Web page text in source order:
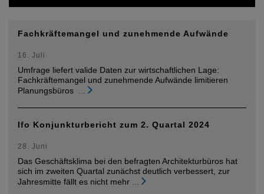
Fachkräftemangel und zunehmende Aufwände
16. Juli
Umfrage liefert valide Daten zur wirtschaftlichen Lage:
Fachkräftemangel und zunehmende Aufwände limitieren
Planungsbüros
Ifo Konjunkturbericht zum 2. Quartal 2024
28. Juni
Das Geschäftsklima bei den befragten Architekturbüros hat
sich im zweiten Quartal zunächst deutlich verbessert, zur
Jahresmitte fällt es nicht mehr